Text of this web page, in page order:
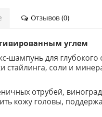
Отзывов (0)
углем
шампунь для
стайлинга, соли и
отрубей,
головы,